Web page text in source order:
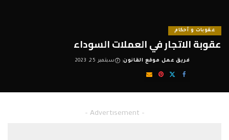
عقوبات و أحكام
عقوبة الاتجار في العملات السوداء
Posted
by
فريق عمل موقع القانون سبتمبر 25, 2023
– Advertisement –